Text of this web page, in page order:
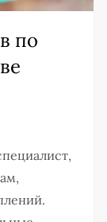
по